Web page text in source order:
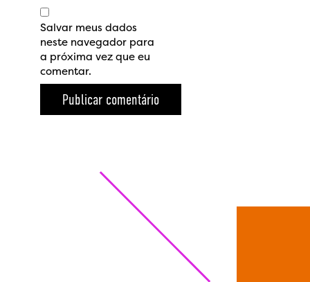
Salvar meus dados
neste navegador para
a próxima vez que eu
comentar.